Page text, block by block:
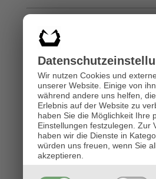
Wir nutzen Cookies und
unserer Website. Einige von
während andere uns helfen,
Erlebnis auf der Website zu
haben Sie die Möglichkeit Ihre
Einstellungen festzulegen. Zur
haben wir die Dienste in
würden uns freuen, wenn Sie
akzeptieren.
Flesh & Blood
Veranstaltungen und Turniere
außerdem wird hier wöchentlich
abgestimmt, welches Format
Tritt bei und lerne neue Spieler
Hier beitreten: